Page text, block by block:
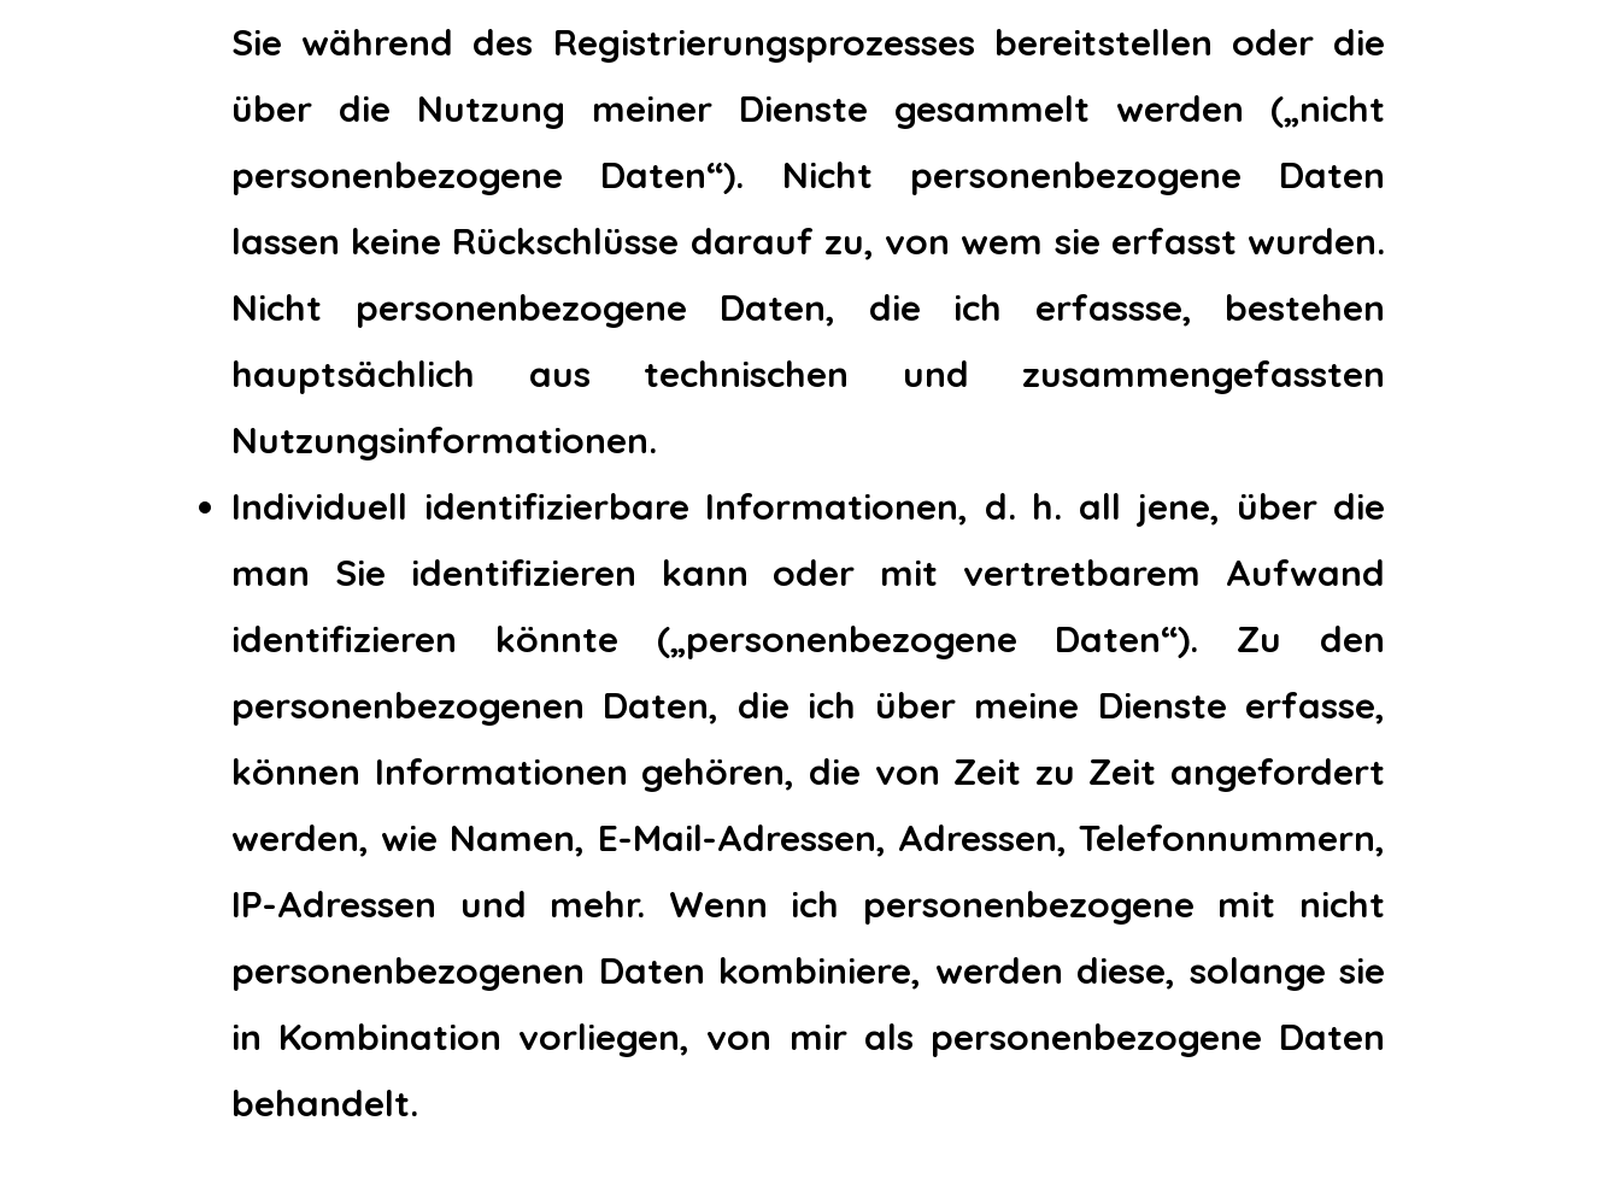
Sie während des Registrierungsprozesses bereitstellen oder die
über die Nutzung meiner Dienste gesammelt werden („nicht
personenbezogene Daten“). Nicht personenbezogene Daten
lassen keine Rückschlüsse darauf zu, von wem sie erfasst wurden.
Nicht personenbezogene Daten, die ich erfassse, bestehen
hauptsächlich aus technischen und zusammengefassten
Nutzungsinformationen.
Individuell identifizierbare Informationen, d. h. all jene, über die
man Sie identifizieren kann oder mit vertretbarem Aufwand
identifizieren könnte („personenbezogene Daten“). Zu den
personenbezogenen Daten, die ich über meine Dienste erfasse,
können Informationen gehören, die von Zeit zu Zeit angefordert
werden, wie Namen, E-Mail-Adressen, Adressen, Telefonnummern,
IP-Adressen und mehr. Wenn ich personenbezogene mit nicht
personenbezogenen Daten kombiniere, werden diese, solange sie
in Kombination vorliegen, von mir als personenbezogene Daten
behandelt.